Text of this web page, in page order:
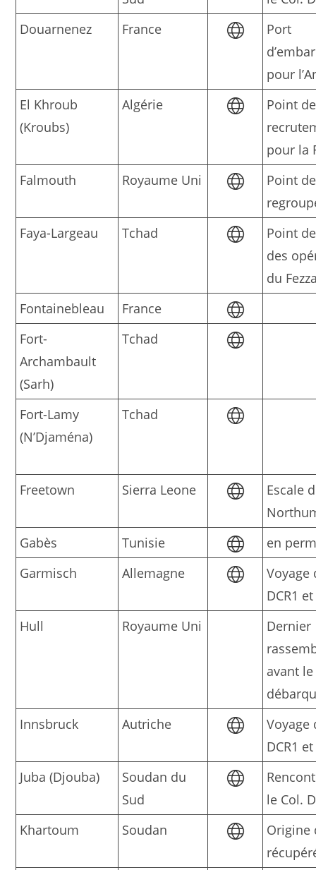
Douarnenez
France
Port
pour
El Khroub
(Kroubs)
Algérie
Point de
pour la
Falmouth
Royaume Uni
Point de
Faya-Largeau
Tchad
Point
des
du
Fontainebleau
France
Fort-
Archambault
(Sarh)
Tchad
Fort-Lamy
(N’Djaména)
Tchad
Freetown Sierra Leone
Escale
Gabès
Tunisie
en
Garmisch
Allemagne
Voyage
DCR1
Hull
Royaume Uni
Dernier
avant le
Innsbruck
Autriche
Voyage
DCR1
Juba (Djouba)
Soudan du
Sud
le Col.
Khartoum
Soudan
Origine